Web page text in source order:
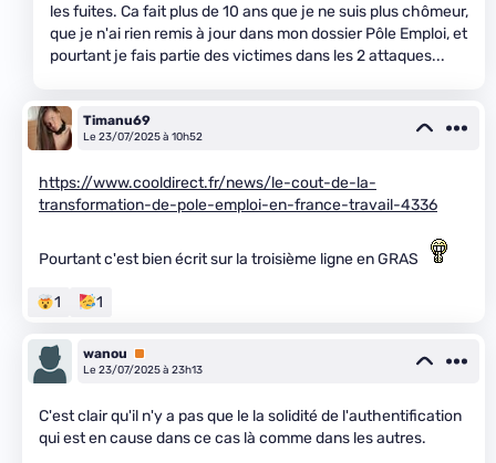
les fuites. Ca fait plus de 10 ans que je ne suis plus chômeur,
que je n'ai rien remis à jour dans mon dossier Pôle Emploi, et
pourtant je fais partie des victimes dans les 2 attaques...
Timanu69
Le 23/07/2025 à 10h52
https://www.cooldirect.fr/news/le-cout-de-la-
transformation-de-pole-emploi-en-france-travail-4336
Pourtant c'est bien écrit sur la troisième ligne en GRAS
1 1
wanou
Premium
Le 23/07/2025 à 23h13
C'est clair qu'il n'y a pas que le la solidité de l'authentification
qui est en cause dans ce cas là comme dans les autres.